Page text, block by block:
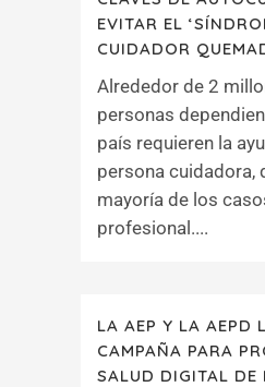
EVITAR EL
CUIDADOR
Alrededor de 2
personas
país requieren la
persona cuidadora,
mayoría de los
profesional....
LA AEP Y LA AEPD
CAMPAÑA PARA
SALUD DIGITAL DE